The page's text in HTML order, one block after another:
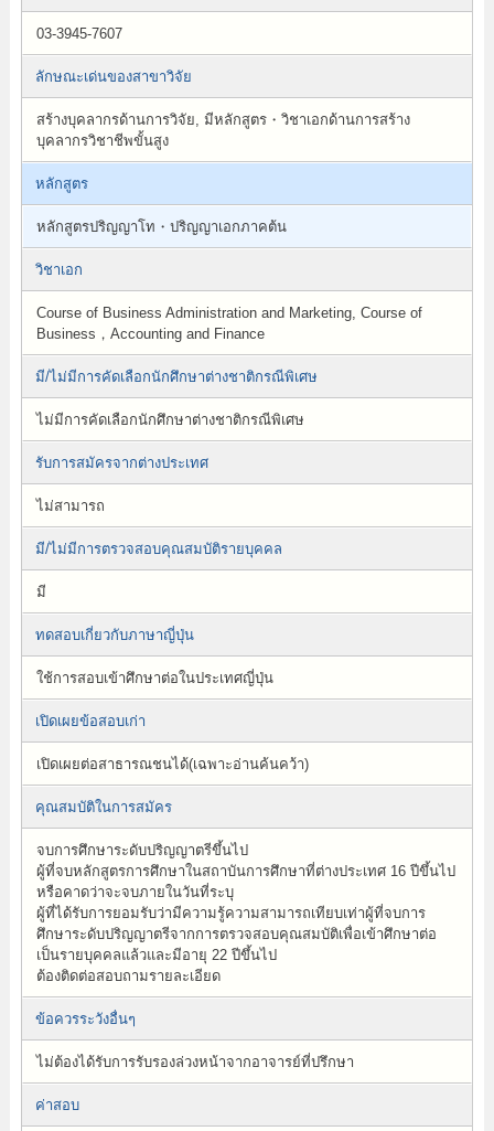
03-3945-7607
ลักษณะเด่นของสาขาวิจัย
สร้างบุคลากรด้านการวิจัย, มีหลักสูตร・วิชาเอกด้านการสร้าง
บุคลากรวิชาชีพขั้นสูง
หลักสูตร
หลักสูตรปริญญาโท・ปริญญาเอกภาคต้น
วิชาเอก
Course of Business Administration and Marketing, Course of
Business，Accounting and Finance
มี/ไม่มีการคัดเลือกนักศึกษาต่างชาติกรณีพิเศษ
ไม่มีการคัดเลือกนักศึกษาต่างชาติกรณีพิเศษ
รับการสมัครจากต่างประเทศ
ไม่สามารถ
มี/ไม่มีการตรวจสอบคุณสมบัติรายบุคคล
มี
ทดสอบเกี่ยวกับภาษาญี่ปุ่น
ใช้การสอบเข้าศึกษาต่อในประเทศญี่ปุ่น
เปิดเผยข้อสอบเก่า
เปิดเผยต่อสาธารณชนได้(เฉพาะอ่านค้นคว้า)
คุณสมบัติในการสมัคร
จบการศึกษาระดับปริญญาตรีขึ้นไป
ผู้ที่จบหลักสูตรการศึกษาในสถาบันการศึกษาที่ต่างประเทศ 16 ปีขึ้นไป
หรือคาดว่าจะจบภายในวันที่ระบุ
ผู้ที่ได้รับการยอมรับว่ามีความรู้ความสามารถเทียบเท่าผู้ที่จบการ
ศึกษาระดับปริญญาตรีจากการตรวจสอบคุณสมบัติเพื่อเข้าศึกษาต่อ
เป็นรายบุคคลแล้วและมีอายุ 22 ปีขึ้นไป
ต้องติดต่อสอบถามรายละเอียด
ข้อควรระวังอื่นๆ
ไม่ต้องได้รับการรับรองล่วงหน้าจากอาจารย์ที่ปรึกษา
ค่าสอบ